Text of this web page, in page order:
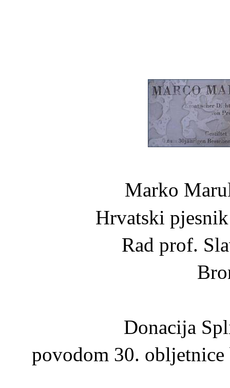
Marko
Hrvatski
Rad prof.
Donacija
povodom 30.